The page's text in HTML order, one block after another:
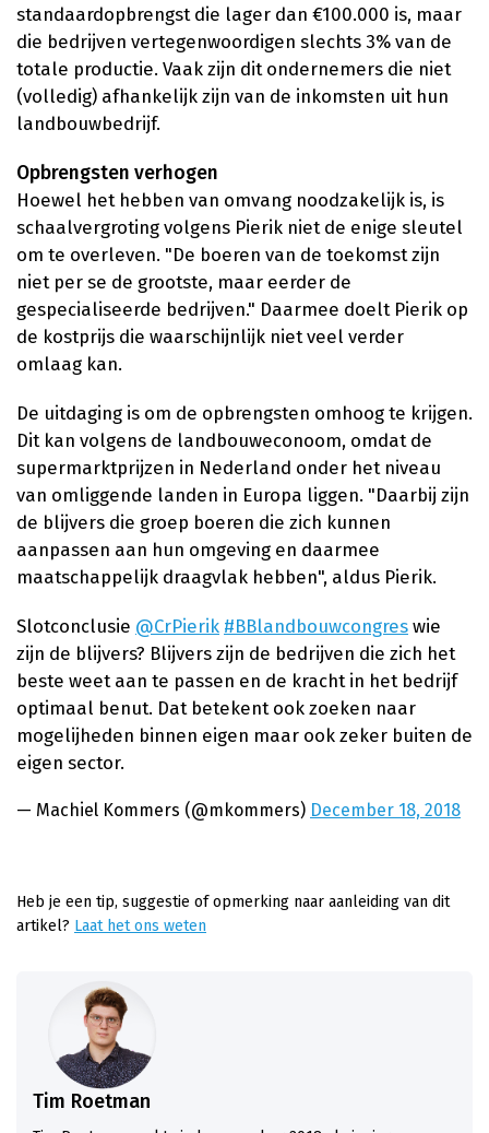
standaardopbrengst die lager dan €100.000 is, maar
die bedrijven vertegenwoordigen slechts 3% van de
totale productie. Vaak zijn dit ondernemers die niet
(volledig) afhankelijk zijn van de inkomsten uit hun
landbouwbedrijf.
Opbrengsten verhogen
Hoewel het hebben van omvang noodzakelijk is, is
schaalvergroting volgens Pierik niet de enige sleutel
om te overleven. "De boeren van de toekomst zijn
niet per se de grootste, maar eerder de
gespecialiseerde bedrijven." Daarmee doelt Pierik op
de kostprijs die waarschijnlijk niet veel verder
omlaag kan.
De uitdaging is om de opbrengsten omhoog te krijgen.
Dit kan volgens de landbouweconoom, omdat de
supermarktprijzen in Nederland onder het niveau
van omliggende landen in Europa liggen. "Daarbij zijn
de blijvers die groep boeren die zich kunnen
aanpassen aan hun omgeving en daarmee
maatschappelijk draagvlak hebben", aldus Pierik.
Slotconclusie @CrPierik #BBlandbouwcongres wie
zijn de blijvers? Blijvers zijn de bedrijven die zich het
beste weet aan te passen en de kracht in het bedrijf
optimaal benut. Dat betekent ook zoeken naar
mogelijheden binnen eigen maar ook zeker buiten de
eigen sector.
— Machiel Kommers (@mkommers) December 18, 2018
Heb je een tip, suggestie of opmerking naar aanleiding van dit
artikel? Laat het ons weten
Tim Roetman